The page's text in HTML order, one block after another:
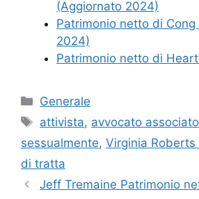
(Aggiornato 2024)
Patrimonio netto di
2024)
Patrimonio netto di
Categories
Generale
Tags
attivista, avvocato associato
sessualmente, Virginia Roberts
di tratta
Jeff Tremaine Patrimonio